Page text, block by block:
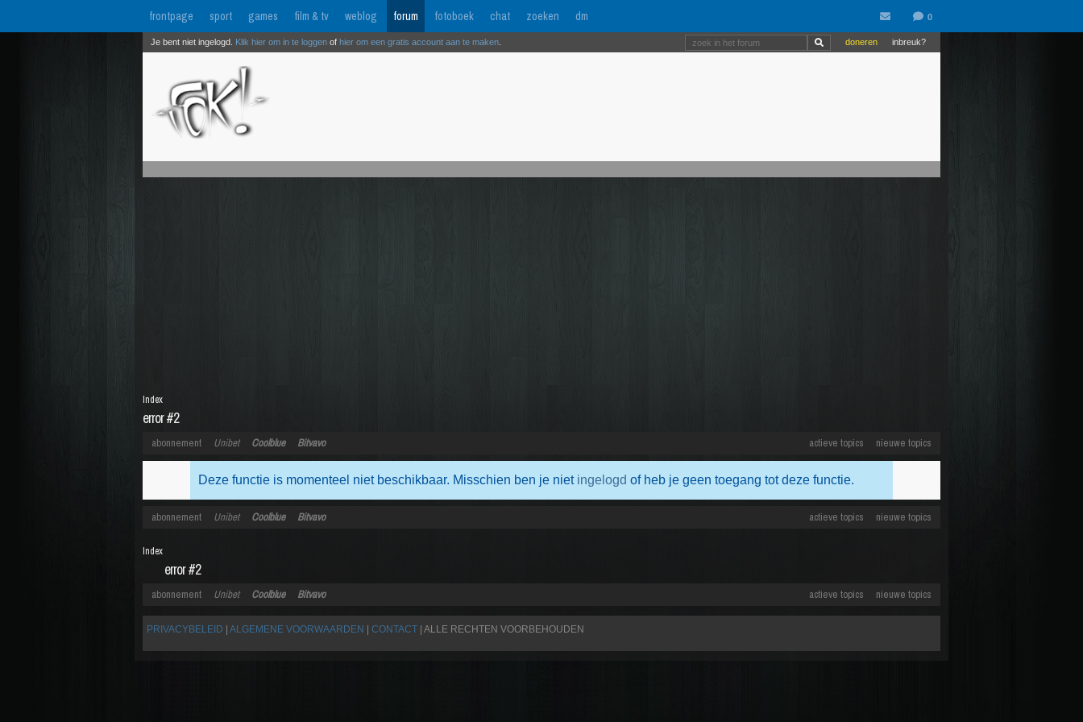
frontpage sport games film & tv weblog forum fotoboek chat zoeken dm
inbreuk?
doneren
Je bent niet ingelogd. Klik hier om in te loggen of hier om een gratis account aan te maken
error #2
Index
actieve topics nieuwe topics
abonnement Unibet Coolblue Bitvavo
Deze functie is momenteel niet beschikbaar. Misschien ben je niet ingelogd of heb je geen toegang tot deze functie.
actieve topics nieuwe topics
abonnement Unibet Coolblue Bitvavo
error #2
Index
actieve topics nieuwe topics
abonnement Unibet Coolblue Bitvavo
PRIVACYBELEID ALGEMENE VOORWAARDEN CONTACT | ALLE RECHTEN VOORBEHOUDEN